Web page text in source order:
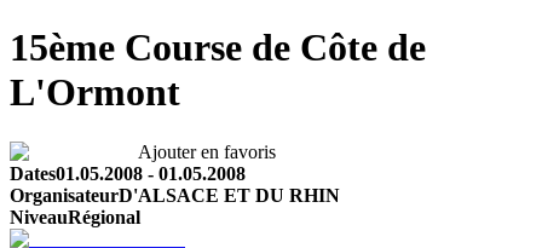
15ème Course de Côte de
L'Ormont
Ajouter en favoris
Dates01.05.2008 - 01.05.2008
OrganisateurD'ALSACE ET DU RHIN
NiveauRégional